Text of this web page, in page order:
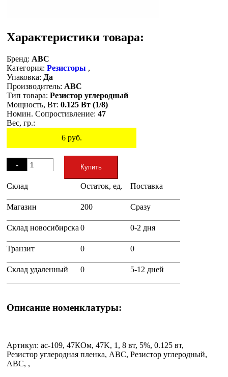
Характеристики товара:
Бренд: ABC
Категория: Резисторы ,
Упаковка: Да
Производитель: ABC
Тип товара: Резистор углеродный
Мощность, Вт: 0.125 Вт (1/8)
Номин. Сопростивление: 47
Вес, гр.:
6руб.
-
+
Купить
Склад Остаток, ед. Поставка
Магазин 200 Сразу
Склад новосибирска 0 0-2 дня
Транзит 0 0
Склад удаленный 0 5-12 дней
Описание номенклатуры:
Артикул: ac-109, 47КОм, 47K, 1, 8 вт, 5%, 0.125 вт,
Резистор углеродная пленка, ABC, Резистор углеродный,
ABC, ,